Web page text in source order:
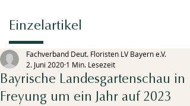
Einzelartikel
Bayrische Landesgartenschau in
Freyung um ein Jahr auf 2023
Fachverband Deut. Floristen LV Bayern e.V.
2. Juni 2020 1 Min. Lesezeit